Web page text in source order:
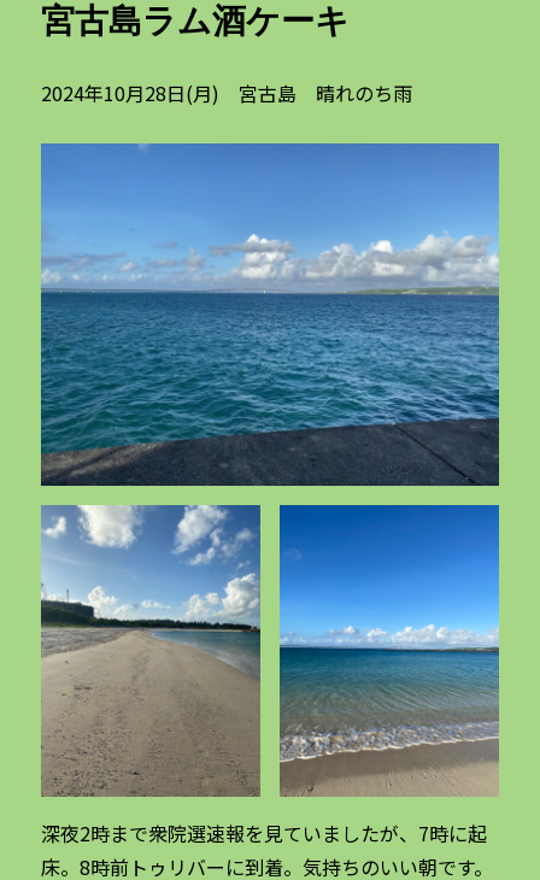
ー
宮古島ラム酒ケーキ
2024年10月28日(月) 宮古島 晴れのち雨
深夜2時まで衆院選速報を見ていましたが、7時に起
床。8時前トゥリバーに到着。気持ちのいい朝です。